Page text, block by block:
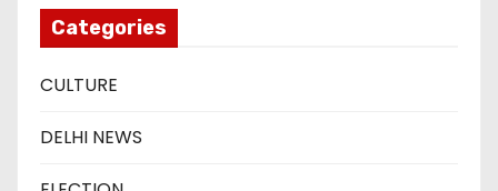
Categories
CULTURE
DELHI NEWS